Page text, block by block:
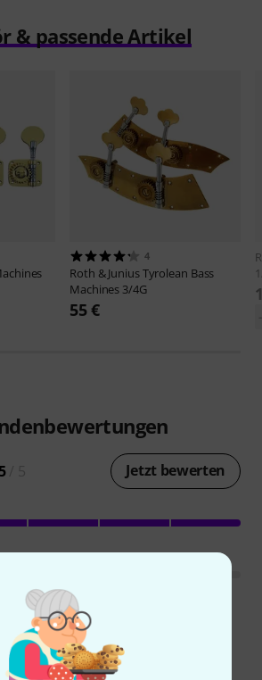
& passende Artikel
4
Roth & JuniusTyrolean Bass
Machines 3/4G
55 €
5/ 5 Jetzt bewerten